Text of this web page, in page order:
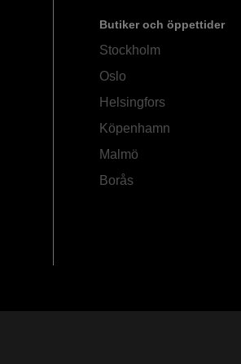
Butiker och öppettider
Stockholm
Oslo
Helsingfors
Köpenhamn
Malmö
Borås